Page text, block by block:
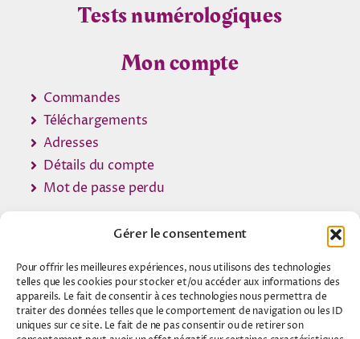
Gérer le consentement
Pour offrir les meilleures expériences, nous utilisons des technologies
telles que les cookies pour stocker et/ou accéder aux informations des
appareils. Le fait de consentir à ces technologies nous permettra de
traiter des données telles que le comportement de navigation ou les ID
uniques sur ce site. Le fait de ne pas consentir ou de retirer son
Tests numérologiques
Mon compte
Commandes
Téléchargements
Adresses
Détails du compte
Mot de passe perdu
© 2007 - 2026 •Contact Voyance
A propos